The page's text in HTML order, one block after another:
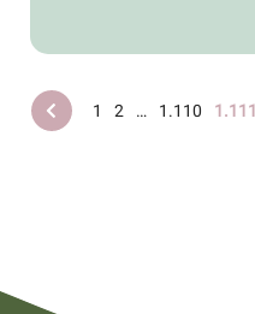
1 2 … 1.110 1.111